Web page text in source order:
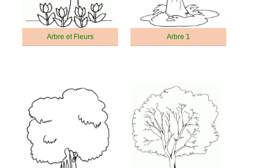
Arbre et Fleurs Arbre 1